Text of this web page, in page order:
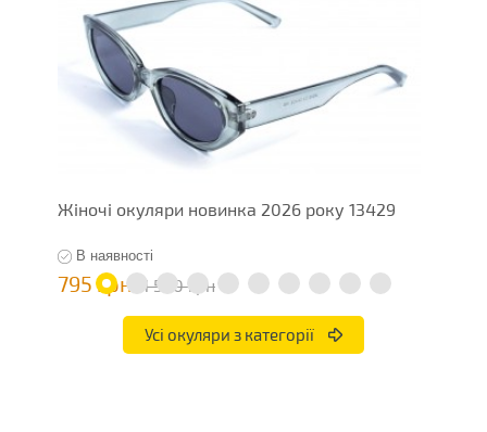
Жіночі окуляри новинка 2026 року 13429
В наявності
795 грн 1 590 грн
Усі окуляри з категорії